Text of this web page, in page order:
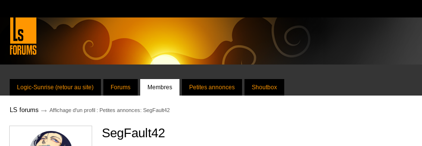
Logic-Sunrise (retour au site) Forums Membres Petites annonces Shoutbox
LS forums → Affichage d'un profil : Petites annonces: SegFault42
SegFault42